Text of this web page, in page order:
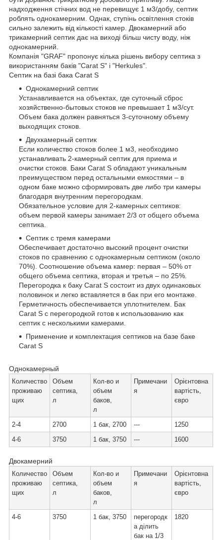
надходження стічних вод не перевищує 1 м3/добу, септик
роблять однокамерним. Однак, ступінь освітлення стоків
сильно залежить від кількості камер. Двокамерний або
трикамерний септик дає на виході більш чисту воду, ніж
однокамерний.
Компанія "GRAF" пропонує кілька рішень вибору септика з
використанням баків "Carat S" і "Herkules".
Септик на базі бака Carat S
Однокамерний септик
Устанавливается на объектах, где суточный сброс
хозяйственно-бытовых стоков не превышает 1 м3/сут.
Объем бака должен равняться 3-суточному объему
выходящих стоков.
Двухкамерный септик
Если количество стоков более 1 м3 , необходимо
устанавливать 2-камерный септик для приема и
очистки стоков. Баки Carat S обладают уникальным
преимуществом перед остальными емкостями – в
одном баке можно сформировать две либо три камеры
благодаря внутренним перегородкам.
Обязательное условие для 2-камерных септиков:
объем первой камеры занимает 2/3 от общего объема
септика.
Септик с тремя камерами
Обеспечивает достаточно высокий процент очистки
стоков по сравнению с однокамерным септиком (около
70%). Соотношение объема камер: первая – 50% от
общего объема септика, вторая и третья – по 25%.
Перегородка к баку Carat S состоит из двух одинаковых
половинок и легко вставляется в бак при его монтаже.
Герметичность обеспечивается уплотнителем. Бак
Carat S с перегородкой готов к использованию как
септик с несколькими камерами.
Применение и комплектация септиков на базе баке
Carat S
Однокамерный
Количество
проживаю
щих
Объем
септика,
л
Кол-во и
объем
баков,
л
Примечани
я
Орієнтовна
вартість,
євро
2-4 2700 1 бак, 2700 ---
1250
4-6
3750 1 бак, 3750 --- 1600
Двокамерний
Количество
проживаю
щих
Объем
септика,
л
Кол-во и
объем
баков,
л
Примечани
я
Орієнтовна
вартість,
євро
4-6 3750 1 бак, 3750
перегородк
а ділить
бак на 1/3
1820